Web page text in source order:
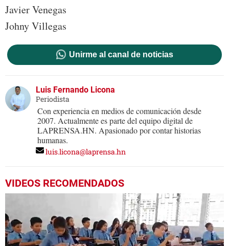
Javier Venegas
Johny Villegas
Unirme al canal de noticias
Luis Fernando Licona
Periodista
Con experiencia en medios de comunicación desde
2007. Actualmente es parte del equipo digital de
LAPRENSA.HN. Apasionado por contar historias
humanas.
luis.licona@laprensa.hn
VIDEOS RECOMENDADOS